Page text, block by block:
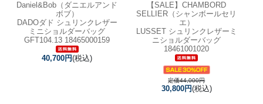
Daniel&Bob（ダニエルアンド
ボブ）
DADOダド シュリンクレザー
ミニショルダーバッグ
GFT104.13 18465000159
40,700円(税込)
【SALE】CHAMBORD
SELLIER（シャンボールセリ
エ）
LUSSET シュリンクレザーミ
ニショルダーバッグ
18461001020
定価44,000円
30,800円(税込)